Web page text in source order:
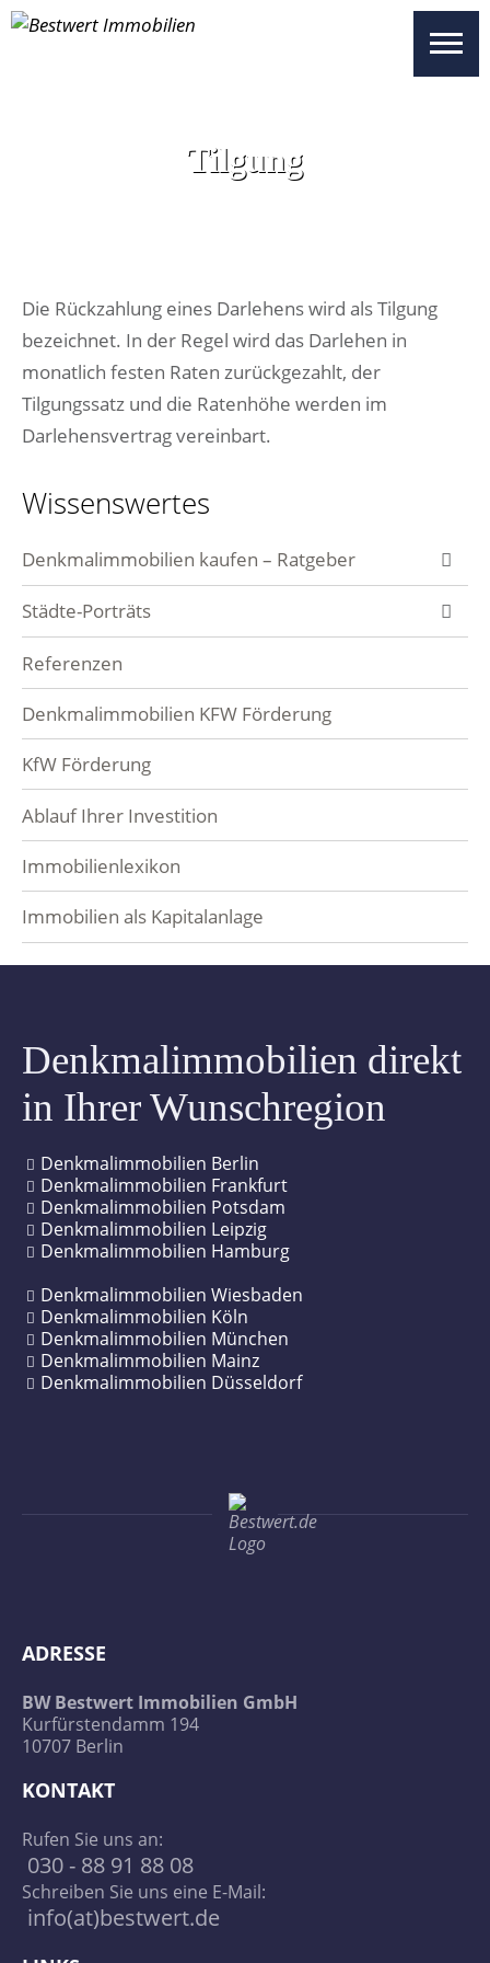
WISSENSWERTES
KONTAKT
BESTWERT SELECT
VERTRIEBSPARTNER REGISTRIEREN
Tilgung
Die Rückzahlung eines Darlehens wird als Tilgung
bezeichnet. In der Regel wird das Darlehen in
monatlich festen Raten zurückgezahlt, der
Tilgungssatz und die Ratenhöhe werden im
Darlehensvertrag vereinbart.
Wissenswertes
Denkmalimmobilien kaufen – Ratgeber
Denkmalimmobilie ab wann?
Häufige Fragen – FAQ
Städte-Porträts
Berlin
Berlin Mitte
Charlottenburg
Friedrichshain
Kreuzberg
Moabit
Prenzlauer Berg
Steglitz
Tempelhof
Treptow-Köpenick
Wannsee
Weißensee
Wilmersdorf
Zehlendorf
Frankfurt am Main
Nordend
Sachsenhausen
Bornheim
Westend
Bahnhofsviertel
Potsdam
Leipzig
Volkmarsdorf
Kleinzschocher
Neuschönefeld
Schleußig
Altstadt
Stötteritz
Südvorstadt
Bachviertel
Connewitz
Gohlis
Musikviertel
Waldstraßenviertel
Referenzen
Denkmalimmobilien KFW Förderung
KfW Förderung
Ablauf Ihrer Investition
Immobilienlexikon
Immobilien als Kapitalanlage
Denkmalimmobilien direkt
in Ihrer Wunschregion
Denkmalimmobilien Berlin
Denkmalimmobilien Frankfurt
Denkmalimmobilien Potsdam
Denkmalimmobilien Leipzig
Denkmalimmobilien Hamburg
Denkmalimmobilien Wiesbaden
Denkmalimmobilien Köln
Denkmalimmobilien München
Denkmalimmobilien Mainz
Denkmalimmobilien Düsseldorf
ADRESSE
BW Bestwert Immobilien GmbH
Kurfürstendamm 194
10707 Berlin
KONTAKT
Rufen Sie uns an:
030 - 88 91 88 08
Schreiben Sie uns eine E-Mail:
info(at)bestwert.de